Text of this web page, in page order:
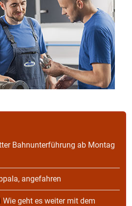
Bahnunterführung ab Montag
angefahren
Wie geht es weiter mit dem